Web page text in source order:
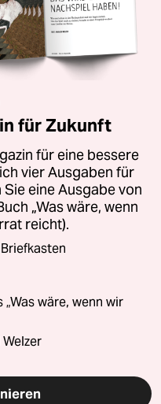
für Zukunft
für eine bessere
vier Ausgaben für
eine Ausgabe von
„Was wäre, wenn
reicht).
wäre, wenn wir